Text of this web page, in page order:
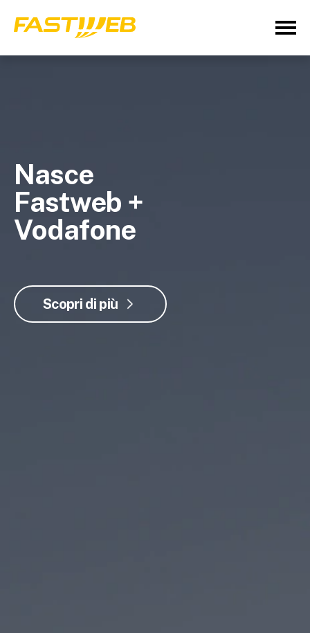
Nasce
Fastweb +
Vodafone
Scopri di più